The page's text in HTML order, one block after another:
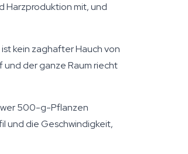
Harzproduktion mit, und
kein zaghafter Hauch von
der ganze Raum riecht
wer 500-g-Pflanzen
und die Geschwindigkeit,